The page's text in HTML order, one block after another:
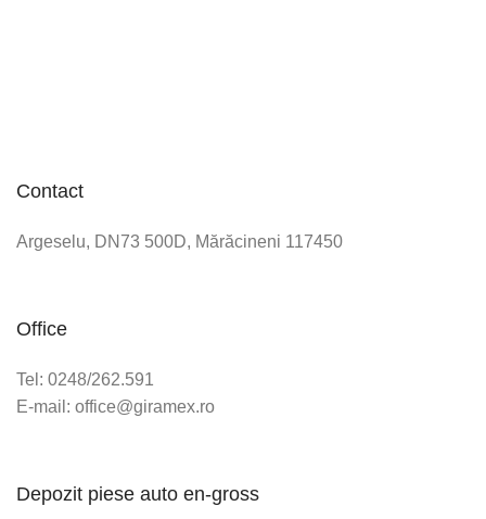
Contact
Argeselu, DN73 500D, Mărăcineni 117450
Office
Tel: 0248/262.591
E-mail: office@giramex.ro
Depozit piese auto en-gross